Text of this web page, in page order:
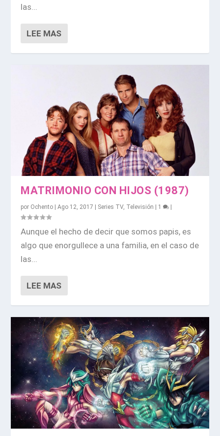
las...
LEE MAS
MATRIMONIO CON HIJOS (1987)
por Ochento |Ago 12, 2017 | Series TV, Televisión | 1 |
Aunque el hecho de decir que somos papis, es
algo que enorgullece a una familia, en el caso de
las...
LEE MAS